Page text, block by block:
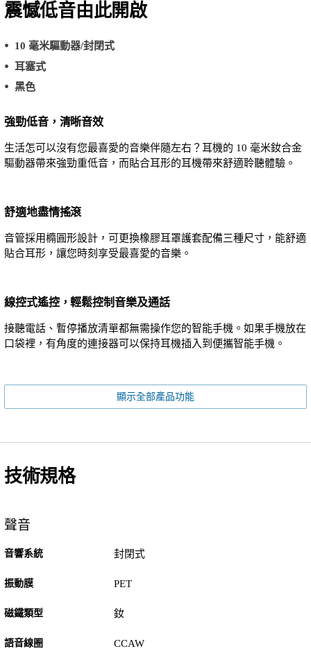
震憾低音由此開啟
10 毫米驅動器/封閉式
耳塞式
黑色
強勁低音，清晰音效
生活怎可以沒有您最喜愛的音樂伴隨左右？耳機的 10 毫米釹合金
驅動器帶來強勁重低音，而貼合耳形的耳機帶來舒適聆聽體驗。
舒適地盡情搖滾
音管採用橢圓形設計，可更換橡膠耳罩護套配備三種尺寸，能舒適
貼合耳形，讓您時刻享受最喜愛的音樂。
線控式遙控，輕鬆控制音樂及通話
接聽電話、暫停播放清單都無需操作您的智能手機。如果手機放在
口袋裡，有角度的連接器可以保持耳機插入到便攜智能手機。
顯示全部產品功能
技術規格
聲音
音響系統 封閉式
振動膜 PET
磁鐵類型 釹
語音線圈 CCAW